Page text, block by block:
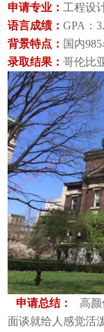
申请专业： 工程设
语言成绩：GPA：
背景特点： 国内
录取结果：哥伦比
申请总结：
高颜
面谈就给人感觉活